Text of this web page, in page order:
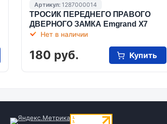
Артикул:1287000014
ТРОСИК ПЕРЕДНЕГО ПРАВОГО
ДВЕРНОГО ЗАМКА Emgrand X7
Нет в наличии
180 руб. Купить